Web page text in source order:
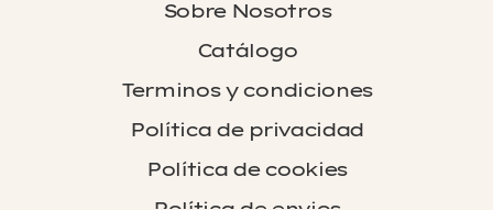
Sobre Nosotros
Catálogo
Terminos y condiciones
Política de privacidad
Política de cookies